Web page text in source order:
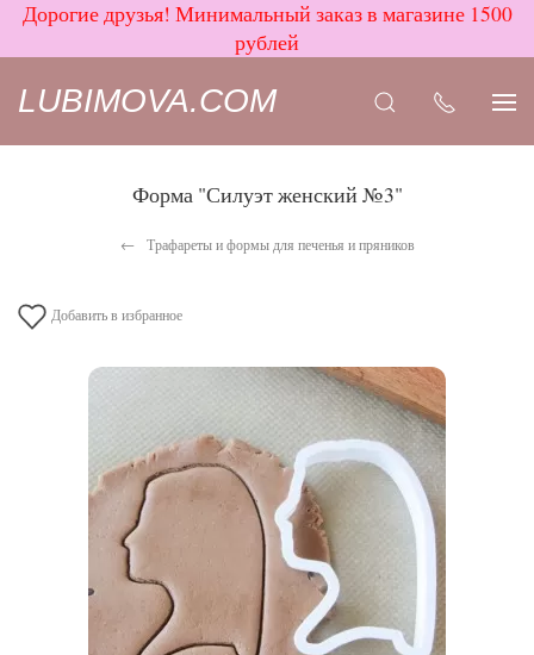
Дорогие друзья! Минимальный заказ в магазине 1500
рублей
LUBIMOVA.COM
Форма "Силуэт женский №3"
Трафареты и формы для печенья и пряников
Добавить в избранное